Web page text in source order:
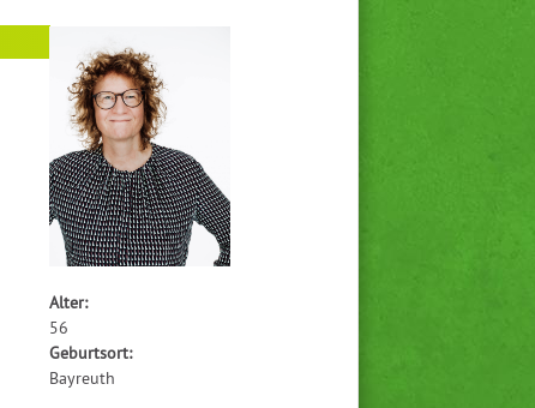
Alter:
56
Geburtsort:
Bayreuth